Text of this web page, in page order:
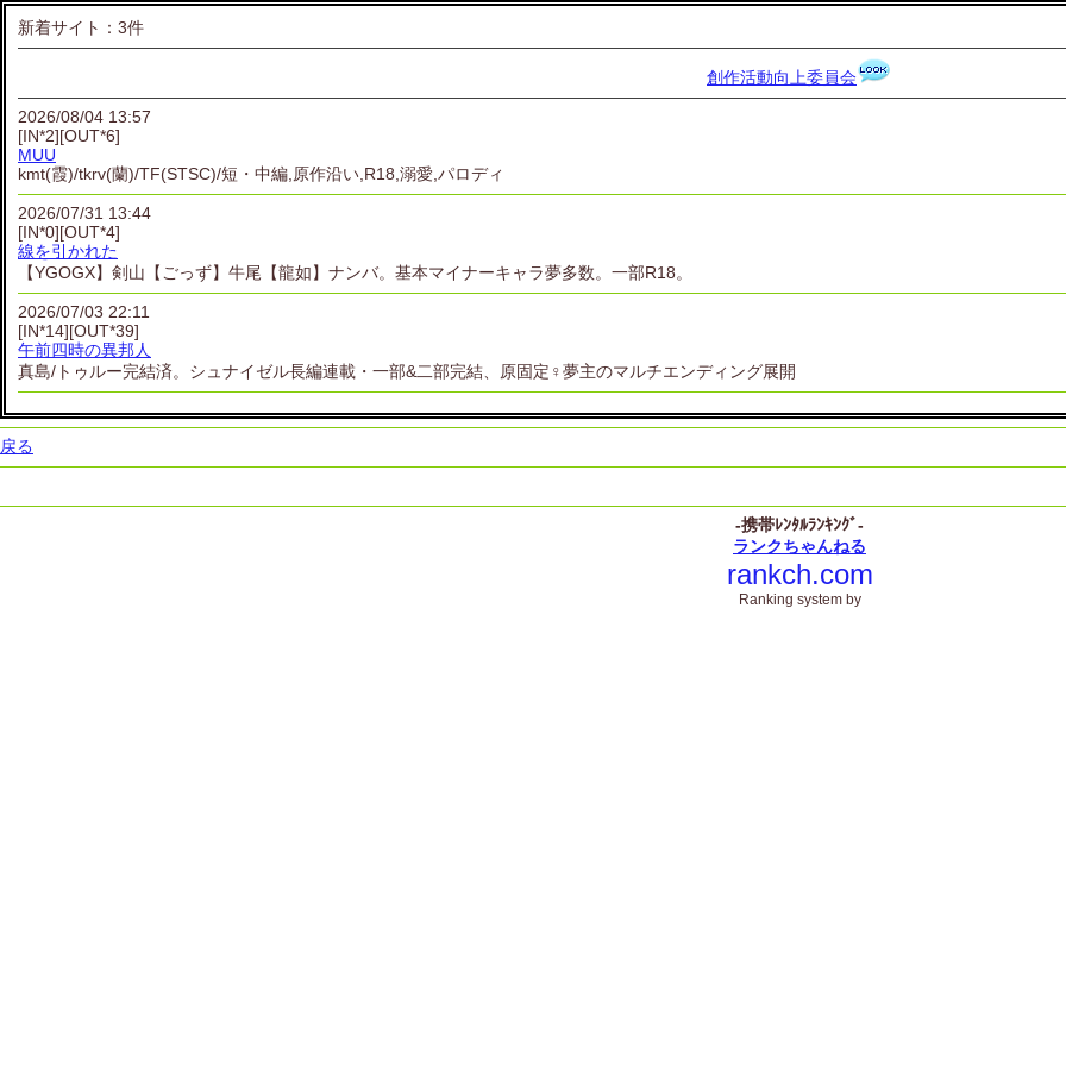
新着サイト：3件
創作活動向上委員会
2026/08/04 13:57
[IN*2][OUT*6]
MUU
kmt(霞)/tkrv(蘭)/TF(STSC)/短・中編,原作沿い,R18,溺愛,パロディ
2026/07/31 13:44
[IN*0][OUT*4]
線を引かれた
【YGOGX】剣山【ごっず】牛尾【龍如】ナンバ。基本マイナーキャラ夢多数。一部R18。
2026/07/03 22:11
[IN*14][OUT*39]
午前四時の異邦人
真島/トゥルー完結済。シュナイゼル長編連載・一部&二部完結、原固定♀夢主のマルチエンディング展開
戻る
-携帯ﾚﾝﾀﾙﾗﾝｷﾝｸﾞ-
ランクちゃんねる
rankch.com
Ranking system by